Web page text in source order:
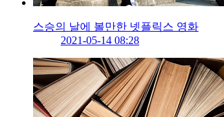
스승의 날에 볼만한 넷플릭스 영화
2021-05-14 08:28